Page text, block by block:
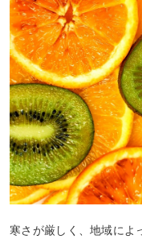
寒さが厳しく、地域によ